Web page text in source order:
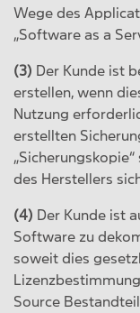
Wege des
„Software as a
(3) Der Kunde ist
erstellen, wenn
Nutzung
erstellten
des Herstellers
(4) Der Kunde ist
Software zu
soweit dies
Source